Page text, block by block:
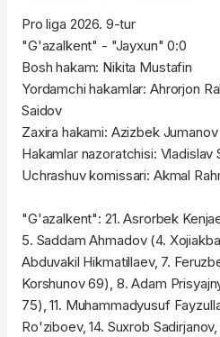
Pro liga 2026. 9-tur
"G'azalkent" - "Jayxun" 0:0
Bosh hakam: Nikita Mustafin
Yordamchi hakamlar: Ahrorjon
Saidov
Zaxira hakami: Azizbek Jumanov
Hakamlar nazoratchisi: Vladislav
Uchrashuv komissari: Akmal
"G'azalkent": 21. Asrorbek
5. Saddam Ahmadov (4.
Abduvakil Hikmatillaev, 7.
Korshunov 69), 8. Adam
75), 11. Muhammadyusuf
Ro'ziboev, 14. Suxrob